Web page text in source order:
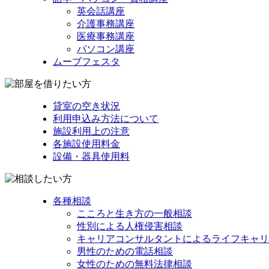
英会話講座
介護事務講座
医療事務講座
パソコン講座
ムーブフェスタ
貸室の空き状況
利用申込み方法について
施設利用上の注意
各施設使用料金
設備・器具使用料
各種相談
こころと生き方の一般相談
性別による人権侵害相談
キャリアコンサルタントによるライフキャ
男性のための電話相談
女性のための無料法律相談